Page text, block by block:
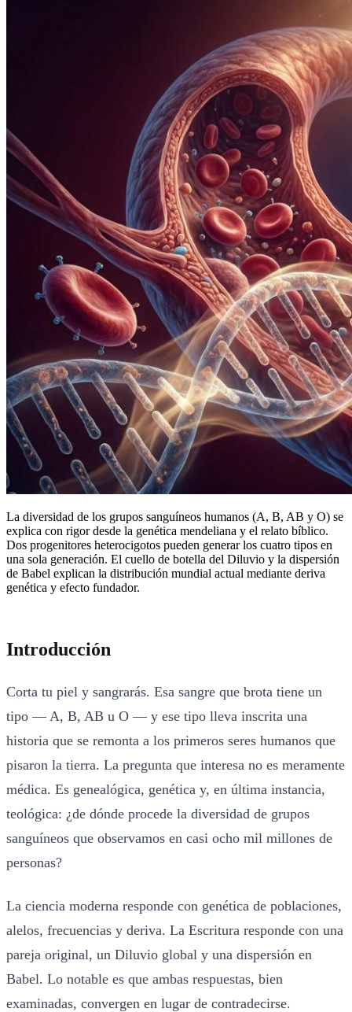
La diversidad de los grupos sanguíneos humanos (A, B, AB y O) se
explica con rigor desde la genética mendeliana y el relato bíblico.
Dos progenitores heterocigotos pueden generar los cuatro tipos en
una sola generación. El cuello de botella del Diluvio y la dispersión
de Babel explican la distribución mundial actual mediante deriva
genética y efecto fundador.
Introducción
Corta tu piel y sangrarás. Esa sangre que brota tiene un
tipo — A, B, AB u O — y ese tipo lleva inscrita una
historia que se remonta a los primeros seres humanos que
pisaron la tierra. La pregunta que interesa no es meramente
médica. Es genealógica, genética y, en última instancia,
teológica: ¿de dónde procede la diversidad de grupos
sanguíneos que observamos en casi ocho mil millones de
personas?
La ciencia moderna responde con genética de poblaciones,
alelos, frecuencias y deriva. La Escritura responde con una
pareja original, un Diluvio global y una dispersión en
Babel. Lo notable es que ambas respuestas, bien
examinadas, convergen en lugar de contradecirse.